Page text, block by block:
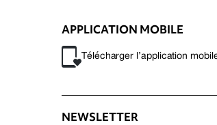
APPLICATION MOBILE
Télécharger l’application
NEWSLETTER